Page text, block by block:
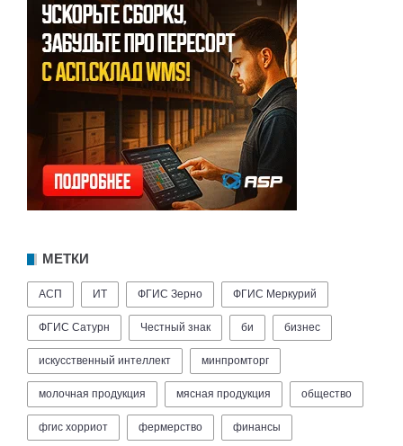
МЕТКИ
АСП ИТ ФГИС Зерно ФГИС Меркурий
ФГИС Сатурн Честный знак би бизнес
искусственный интеллект минпромторг
молочная продукция мясная продукция общество
фгис хорриот фермерство финансы